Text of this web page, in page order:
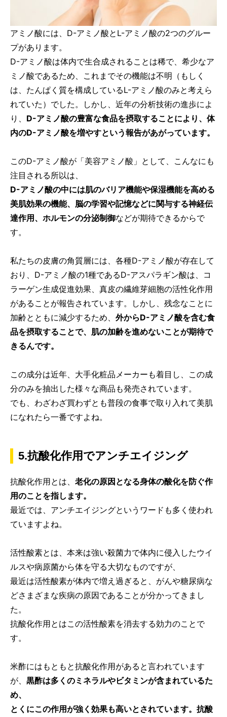
アミノ酸には、D-アミノ酸とL-アミノ酸の2つのグルー
プがあります。
D-アミノ酸は体内で生合成されることは稀で、希少なア
ミノ酸であるため、これまでその機能は不明（もしく
は、たんぱく質を構成しているL-アミノ酸のみと考えら
れていた）でした。しかし、近年の分析技術の進歩によ
り、 D-アミノ酸の豊富な食品を摂取することにより、体
内のD-アミノ酸を増やすという報告があがっています。
このD-アミノ酸が「美容アミノ酸」として、こんなにも
注目される所以は、
D-アミノ酸の中には肌のバリア機能や保湿機能を高める
美肌効果の機能、脳の学習や記憶などに関与する神経伝
達作用、ホルモンの分泌制御などが期待できるからで
す。
私たちの皮膚の角質層には、各種D-アミノ酸が存在して
おり、D-アミノ酸の1種であるD-アスパラギン酸は、コ
ラーゲン生成促進効果、真皮の繊維芽細胞の活性化作用
があることが報告されています。しかし、残念なことに
加齢とともに減少するため、 外からD-アミノ酸を含む食
品を摂取することで、肌の加齢を進めないことが期待で
きるんです。
この成分は近年、大手化粧品メーカーも着目し、この成
分のみを抽出した様々な商品も発売されています。
でも、わざわざ買わずとも普段の食事で取り入れて美肌
になれたら一番ですよね。
5.抗酸化作用でアンチエイジング
抗酸化作用とは、 老化の原因となる身体の酸化を防ぐ作
用のことを指します。
最近では、アンチエイジングというワードも多く使われ
ていますよね。
活性酸素とは、本来は強い殺菌力で体内に侵入したウイ
ルスや病原菌から体を守る大切なものですが、
最近は活性酸素が体内で増え過ぎると、がんや糖尿病な
どさまざまな疾病の原因であることが分かってきまし
た。
抗酸化作用とはこの活性酸素を消去する効力のことで
す。
米酢にはもともと抗酸化作用があると言われています
が、 黒酢は多くのミネラルやビタミンが含まれているた
め、
とくにこの作用が強く効果も高いとされています。抗酸